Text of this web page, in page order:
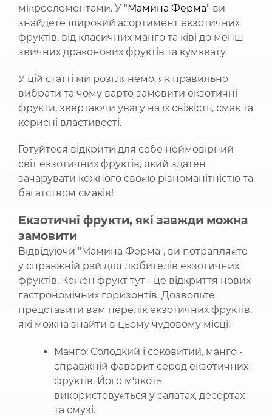
мікроелементами. У "Мамина Ферма" ви
знайдете широкий асортимент екзотичних
фруктів, від класичних манго та ківі до менш
звичних драконових фруктів та кумквату.
У цій статті ми розглянемо, як правильно
вибрати та чому варто замовити екзотичні
фрукти, звертаючи увагу на їх свіжість, смак та
корисні властивості.
Готуйтеся відкрити для себе неймовірний
світ екзотичних фруктів, який здатен
зачарувати кожного своєю різноманітністю та
багатством смаків!
Екзотичні фрукти, які завжди можна
замовити
Відвідуючи "Мамина Ферма", ви потрапляєте
у справжній рай для любителів екзотичних
фруктів. Кожен фрукт тут - це відкриття нових
гастрономічних горизонтів. Дозвольте
представити вам перелік екзотичних фруктів,
які можна знайти в цьому чудовому місці:
Манго: Солодкий і соковитий, манго -
справжній фаворит серед екзотичних
фруктів. Його м'якоть
використовується у салатах, десертах
та смузі.